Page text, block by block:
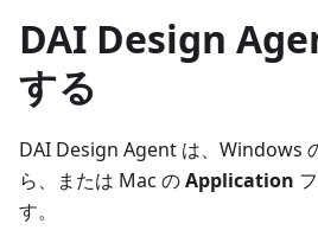
DAI Design
する
DAI Design Agent は、Windows
ら、または Mac のApplication
す。